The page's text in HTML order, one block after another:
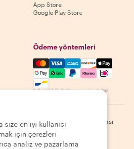
App Store
Google Play Store
Ödeme yöntemleri
Mastercard, Visa, Amex,
Kullanılabilirlik destinasyona göre değişir
Gizlilik Politikası | Site haritası
size en iyi kullanıcı
için çerezleri
analiz ve pazarlama